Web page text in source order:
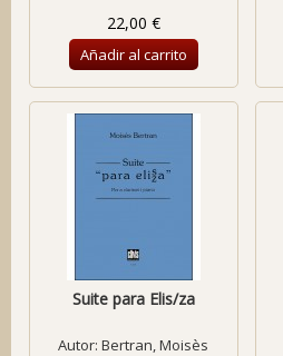
22,00 €
Añadir al carrito
Suite para Elis/za
Autor:Bertran, Moisès